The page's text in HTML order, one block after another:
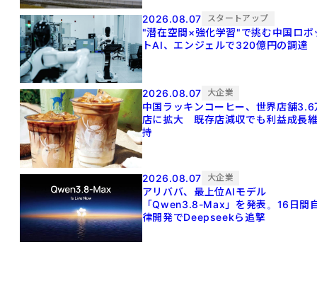
2026.08.07 スタートアップ
"潜在空間×強化学習"で挑む中国ロボ
トAI、エンジェルで320億円の調達
2026.08.07 大企業
中国ラッキンコーヒー、世界店舗3.6
店に拡大 既存店減収でも利益成長
持
2026.08.07 大企業
アリババ、最上位AIモデル
「Qwen3.8-Max」を発表。16日間
律開発でDeepseekら追撃